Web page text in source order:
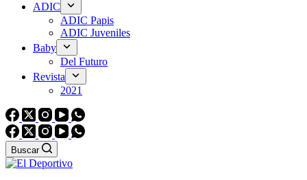
ADIC
ADIC Papis
ADIC Juveniles
Baby
Del Futuro
Revista
2021
Buscar